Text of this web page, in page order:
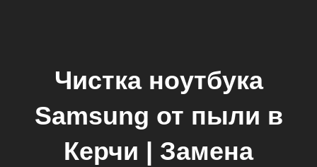
Чистка ноутбука
Samsung от пыли в
Керчи | Замена